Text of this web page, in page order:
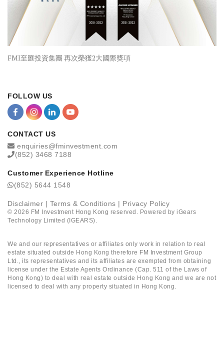
FMI至匯投資集團 再次榮獲2大國際獎項
FOLLOW US
CONTACT US
enquiries@fminvestment.com
(852) 3468 7188
Customer Experience Hotline
(852) 5644 1548
Disclaimer | Terms & Conditions | Privacy Policy
© 2026 FM Investment Hong Kong reserved. Powered by iGears
Technology Limited (IGEARS).
We and our representatives or affiliates only work in relation to real
estate situated outside Hong Kong therefore FM Investment Group
Ltd., its representatives and its affiliates are exempted from obtaining
license under the Estate Agents Ordinance (Cap. 511 of the Laws of
Hong Kong) to deal with real estate outside Hong Kong and we are not
licensed to deal with any property situated in Hong Kong.